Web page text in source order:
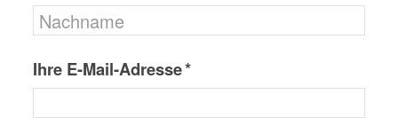
Ihre E-Mail-Adresse *